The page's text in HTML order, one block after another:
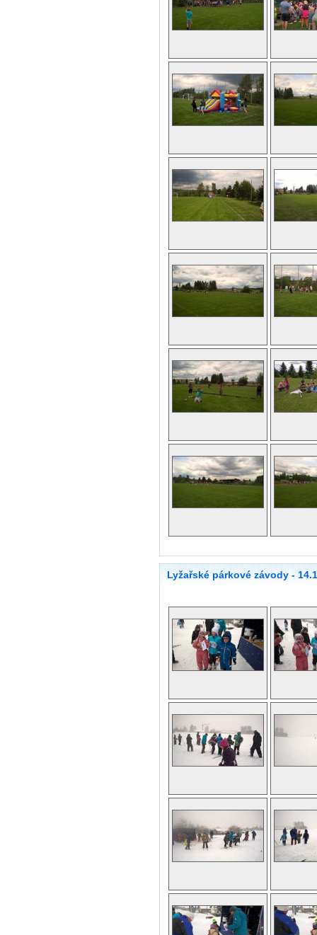
Lyžařské párkové závody -